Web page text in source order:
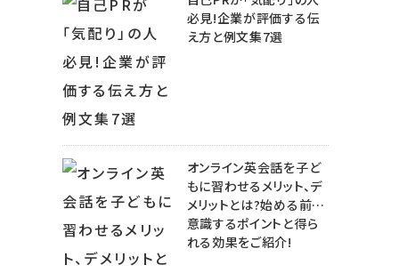
必見!企業が評価する伝
え方と例文集7選
オンライン英会話を子ど
もに習わせるメリット、デ
メリットとは?始める前に
意識するポイントと得ら
れる効果をご紹介!